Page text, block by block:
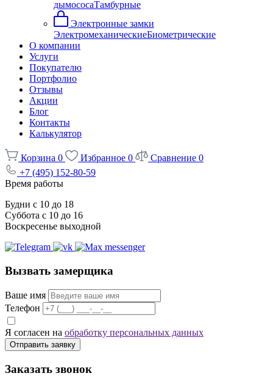
дымососаТамбурные
Электронные замки
ЭлектромеханическиеБиометрические
О компании
Услуги
Покупателю
Портфолио
Отзывы
Акции
Блог
Контакты
Калькулятор
Корзина 0 Избранное 0 Сравнение 0
+7 (495) 152-80-59
Время работы
Будни с 10 до 18
Суббота с 10 до 16
Воскресенье выходной
Вызвать замерщика
Ваше имя
Телефон
Я согласен на обработку персональных данных
Отправить заявку
Заказать звонок